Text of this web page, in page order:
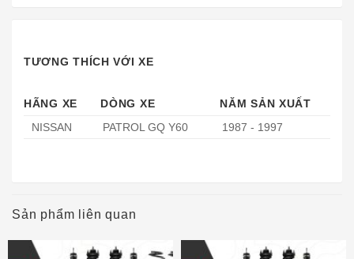
TƯƠNG THÍCH VỚI XE
HÃNG XE DÒNG XE
NĂM SẢN XUẤT
NISSAN
PATROL GQ Y60 1987 - 1997
Sản phẩm liên quan